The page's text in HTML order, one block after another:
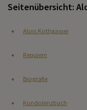
Seitenübersicht:
Alois Kothgasser
Requiem
Biografie
Kondolenzbuch